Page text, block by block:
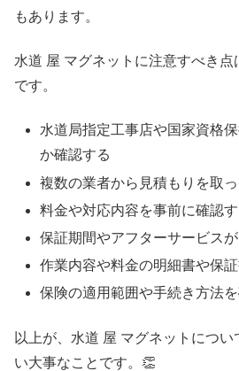
もあります。
水道 屋 マグネットに注意すべき
です。
水道局指定工事店や国家資格
か確認する
複数の業者から見積もりを取
料金や対応内容を事前に確認す
保証期間やアフターサービス
作業内容や料金の明細書や保
保険の適用範囲や手続き方法
以上が、水道 屋 マグネットにつ
い大事なことです。👏